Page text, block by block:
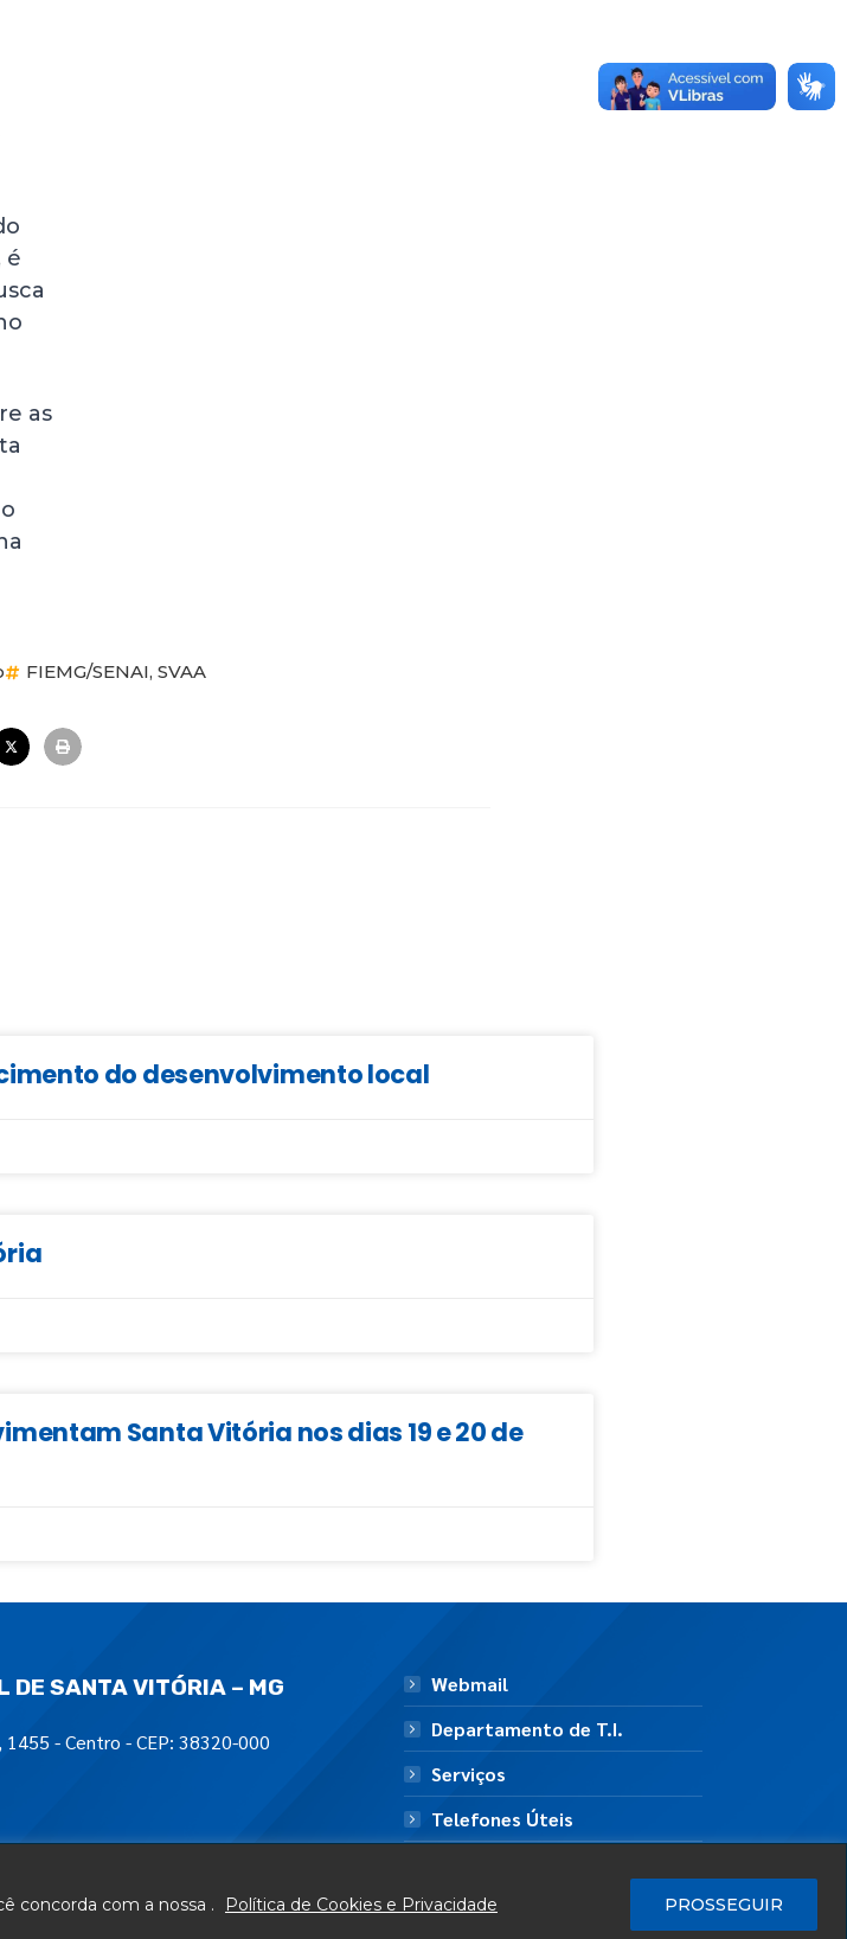
concorda com a nossa . Política de Cookies e Privacidade PROSSEGUIR
é
as
FIEMG/SENAI, SVAA
do desenvolvimento local
Santa Vitória nos dias 19 e 20 de
DE SANTA VITÓRIA – MG
- Centro - CEP: 38320-000
Webmail
Departamento de T.I.
Serviços
Telefones Úteis